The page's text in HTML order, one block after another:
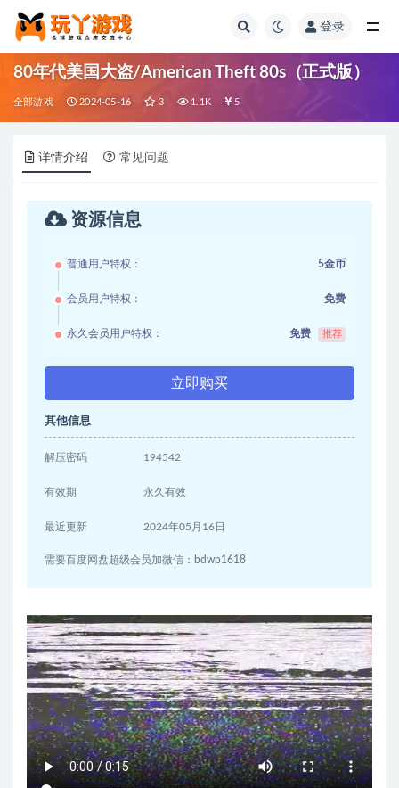
登录
80年代美国大盗/American Theft 80s（正式版）
全部游戏 2024-05-16 3 1.1K 5
详情介绍 常见问题
资源信息
普通用户特权： 5金币
会员用户特权： 免费
永久会员用户特权： 免费 推荐
立即购买
其他信息
解压密码 194542
有效期 永久有效
最近更新 2024年05月16日
需要百度网盘超级会员加微信：bdwp1618